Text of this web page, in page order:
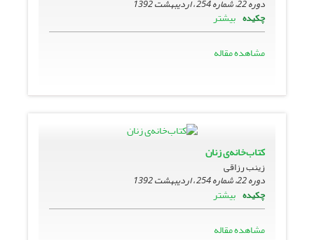
دوره 22، شماره 254 ، اردیبهشت 1392
چکیده بیشتر
مشاهده مقاله
کتاب‌خانه‌ی زنان
زینب رزاقی
دوره 22، شماره 254 ، اردیبهشت 1392
چکیده بیشتر
مشاهده مقاله